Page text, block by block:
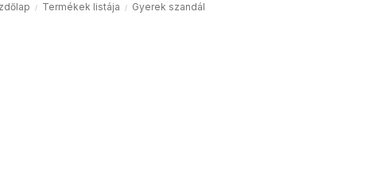
Termékek listája Gyerek szandál